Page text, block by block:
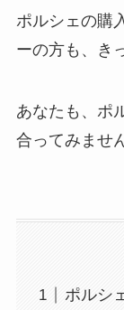
ポルシェの購
ーの方も、き
あなたも、ポ
合ってみませ
ポルシ